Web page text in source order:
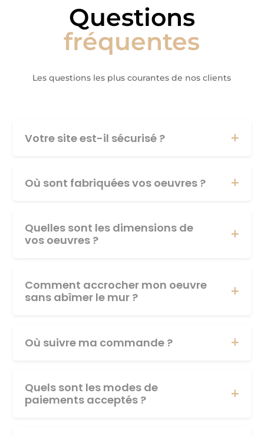
Questions
fréquentes
Les questions les plus courantes de nos clients
Votre site est-il sécurisé ?
Où sont fabriquées vos oeuvres ?
Quelles sont les dimensions de
vos oeuvres ?
Comment accrocher mon oeuvre
sans abîmer le mur ?
Où suivre ma commande ?
Quels sont les modes de
paiements acceptés ?